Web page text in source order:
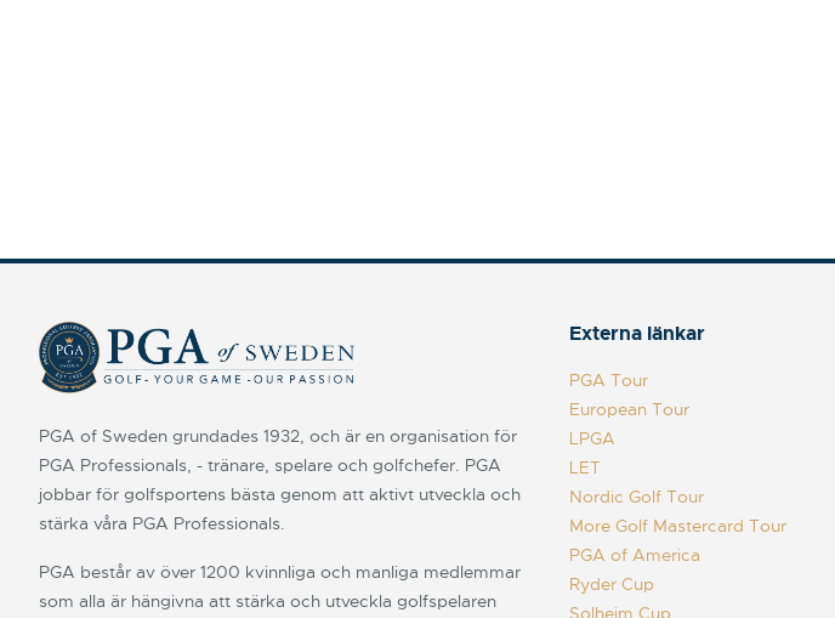
PGA of Sweden grundades 1932, och är en organisation för
PGA Professionals, - tränare, spelare och golfchefer. PGA
jobbar för golfsportens bästa genom att aktivt utveckla och
stärka våra PGA Professionals.
PGA består av över 1200 kvinnliga och manliga medlemmar
som alla är hängivna att stärka och utveckla golfspelaren
Externa länkar
PGA Tour
European Tour
LPGA
LET
Nordic Golf Tour
More Golf Mastercard Tour
PGA of America
Ryder Cup
Solheim Cup